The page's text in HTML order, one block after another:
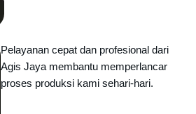
Pelayanan cepat dan profesional dari
Agis Jaya membantu memperlancar
proses produksi kami sehari-hari.